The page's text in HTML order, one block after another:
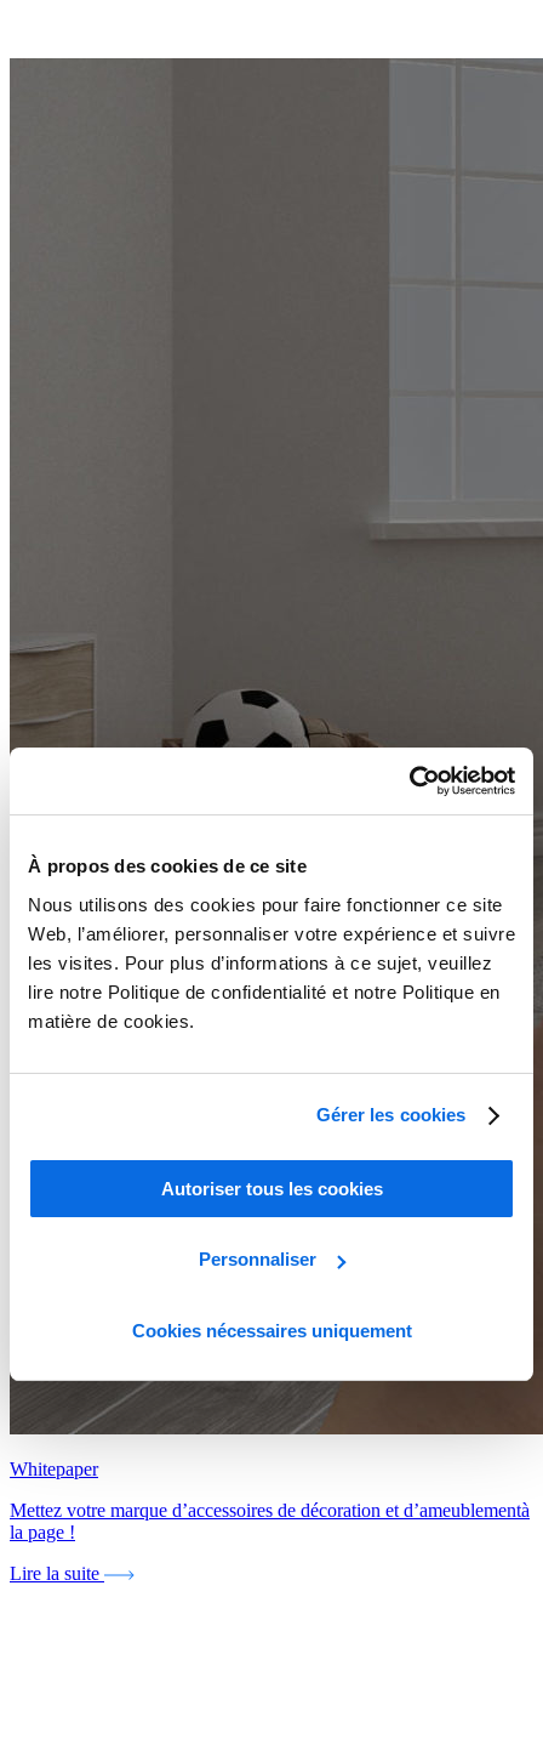
À propos des cookies de ce site
Nous utilisons des cookies pour faire fonctionner ce site
Web, l’améliorer, personnaliser votre expérience et suivre
les visites. Pour plus d’informations à ce sujet, veuillez
lire notre Politique de confidentialité et notre Politique en
matière de cookies.
Gérer les cookies
Autoriser tous les cookies
Personnaliser
Cookies nécessaires uniquement
Whitepaper
Mettez votre marque d’accessoires de décoration et d’ameublementà
la page !
Lire la suite